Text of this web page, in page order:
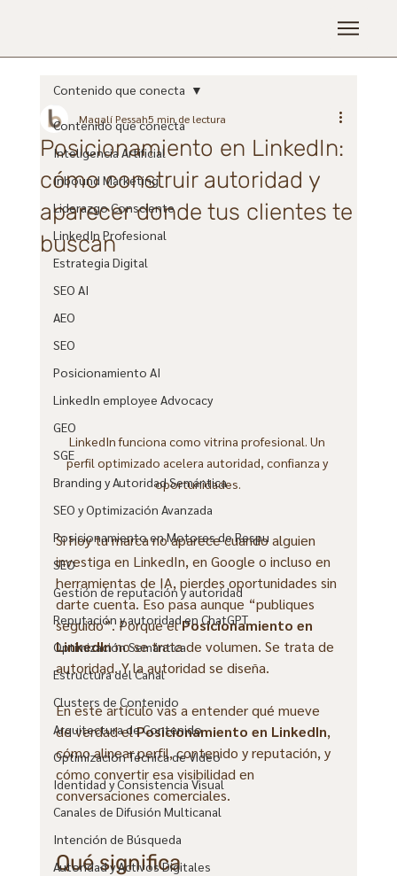
Contenido que conecta
Inteligencia Artificial
Inbound Marketing
Liderazgo Consciente
LinkedIn Profesional
Estrategia Digital
SEO AI
AEO
SEO
Posicionamiento AI
LinkedIn employee Advocacy
GEO
SGE
Branding y Autoridad Semántica
SEO y Optimización Avanzada
Posicionamiento en Motores de Respu
SEO
Gestión de reputación y autoridad
Reputación y autoridad en ChatGPT
Optimización Semántica
Estructura del Canal
Clusters de Contenido
Arquitectura de Contenido
Optimización Técnica de Video
Identidad y Consistencia Visual
Canales de Difusión Multicanal
Intención de Búsqueda
Autoridad y Activos Digitales
Contenido que conecta
Posicionamiento en LinkedIn:
cómo construir autoridad y
aparecer donde tus clientes te
buscan
Magalí Pessah5 min de lectura
LinkedIn funciona como vitrina profesional. Un
perfil optimizado acelera autoridad, confianza y
oportunidades.
Si hoy tu marca no aparece cuando alguien
investiga en LinkedIn, en Google o incluso en
herramientas de IA, pierdes oportunidades sin
darte cuenta. Eso pasa aunque “publiques
seguido”. Porque el Posicionamiento en
LinkedIn no se trata de volumen. Se trata de
autoridad. Y la autoridad se diseña.
En este artículo vas a entender qué mueve
de verdad el Posicionamiento en LinkedIn,
cómo alinear perfil, contenido y reputación, y
cómo convertir esa visibilidad en
conversaciones comerciales.
Qué significa